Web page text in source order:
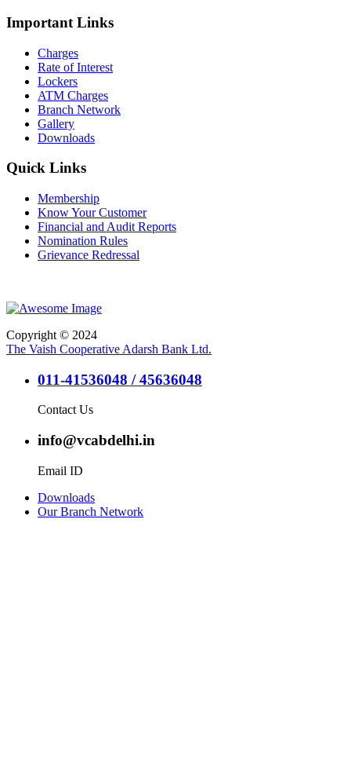
Important Links
Charges
Rate of Interest
Lockers
ATM Charges
Branch Network
Gallery
Downloads
Quick Links
Membership
Know Your Customer
Financial and Audit Reports
Nomination Rules
Grievance Redressal
Copyright © 2024
The Vaish Cooperative Adarsh Bank Ltd.
011-41536048 / 45636048
Contact Us
info@vcabdelhi.in
Email ID
Downloads
Our Branch Network